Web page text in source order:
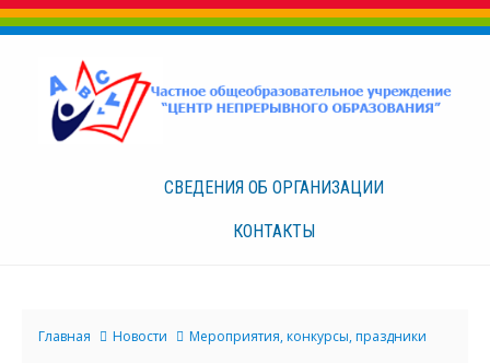
СВЕДЕНИЯ ОБ ОРГАНИЗАЦИИ
КОНТАКТЫ
Главная Новости Мероприятия, конкурсы, праздники